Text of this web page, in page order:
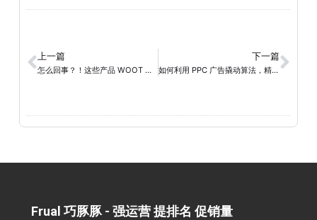
上一篇
怎么回事？！这些产品 WOOT 提报被叫停了！
下一篇
如何利用 PPC 广告撬动算法，精准提升亚马逊自然排名？
Frual 巧豚豚 - 强运营 提排名 促销量​